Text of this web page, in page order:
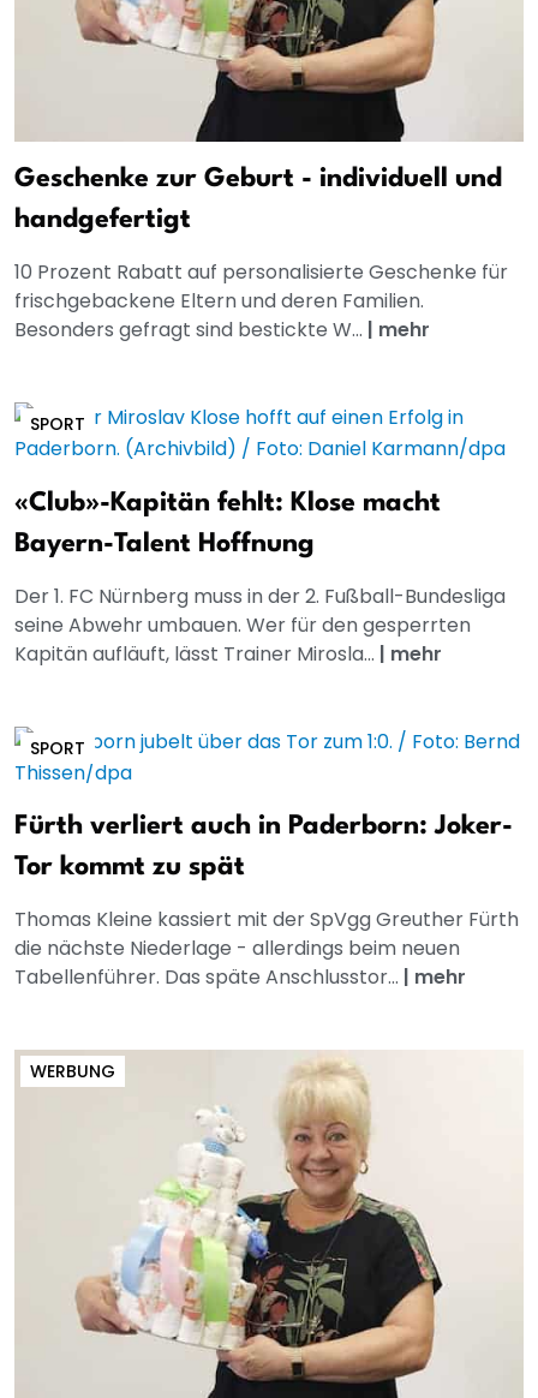
Geschenke zur Geburt - individuell und
handgefertigt
10 Prozent Rabatt auf personalisierte Geschenke für
frischgebackene Eltern und deren Familien.
Besonders gefragt sind bestickte W... | mehr
SPORT
«Club»-Kapitän fehlt: Klose macht
Bayern-Talent Hoffnung
Der 1. FC Nürnberg muss in der 2. Fußball-Bundesliga
seine Abwehr umbauen. Wer für den gesperrten
Kapitän aufläuft, lässt Trainer Mirosla... | mehr
SPORT
Fürth verliert auch in Paderborn: Joker-
Tor kommt zu spät
Thomas Kleine kassiert mit der SpVgg Greuther Fürth
die nächste Niederlage - allerdings beim neuen
Tabellenführer. Das späte Anschlusstor... | mehr
WERBUNG